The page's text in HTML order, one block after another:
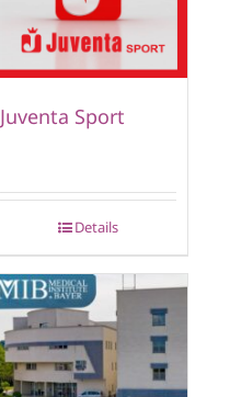
Juventa Sport
Details